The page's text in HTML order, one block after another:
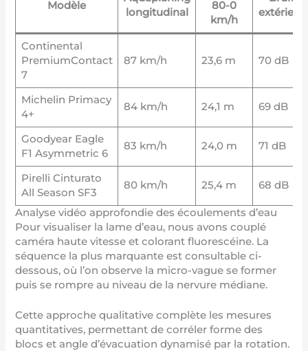
Modèle
longitudinal
80-0
km/h
extérieur
Continental
PremiumContact
7
87 km/h 23,6 m 70 dB
Michelin Primacy
4+
84 km/h 24,1 m 69 dB
Goodyear Eagle
F1 Asymmetric 6
83 km/h 24,0 m 71 dB
Pirelli Cinturato
All Season SF3
80 km/h 25,4 m 68 dB
Analyse vidéo approfondie des écoulements d’eau
Pour visualiser la lame d’eau, nous avons couplé
caméra haute vitesse et colorant fluorescéine. La
séquence la plus marquante est consultable ci-
dessous, où l’on observe la micro-vague se former
puis se rompre au niveau de la nervure médiane.
Cette approche qualitative complète les mesures
quantitatives, permettant de corréler forme des
blocs et angle d’évacuation dynamisé par la rotation.